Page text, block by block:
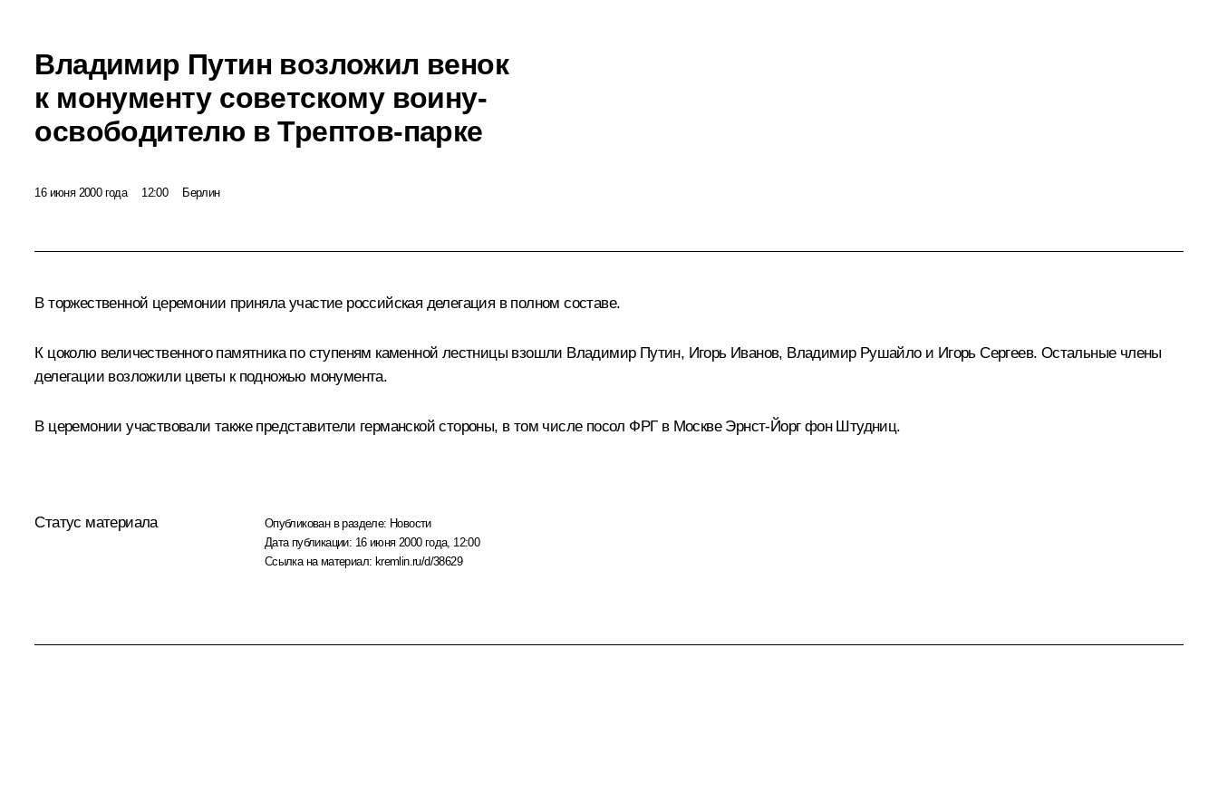
Владимир Путин возложил венок
к монументу советскому воину-
освободителю в Трептов-парке
16 июня 2000 года 12:00 Берлин
В торжественной церемонии приняла участие российская делегация в полном составе.
К цоколю величественного памятника по ступеням каменной лестницы взошли Владимир Путин, Игорь Иванов, Владимир Рушайло и Игорь Сергеев. Остальные члены
делегации возложили цветы к подножью монумента.
В церемонии участвовали также представители германской стороны, в том числе посол ФРГ в Москве Эрнст-Йорг фон Штудниц.
Статус материала Опубликован в разделе: Новости
Дата публикации: 16 июня 2000 года, 12:00
Ссылка на материал: kremlin.ru/d/38629